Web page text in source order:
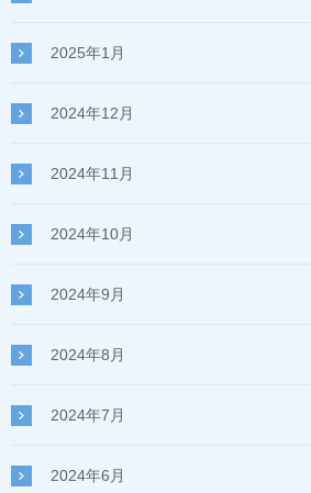
2025年1月
2024年12月
2024年11月
2024年10月
2024年9月
2024年8月
2024年7月
2024年6月